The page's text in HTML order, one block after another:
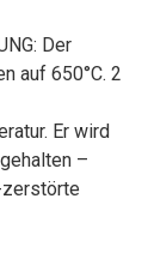
Der
auf 650°C. 2
Er wird
–
zerstörte